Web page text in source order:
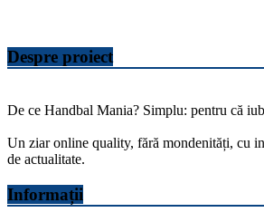
Despre proiect
De ce Handbal Mania? Simplu: pentru că
Un ziar online quality, fără mondenități, cu
de actualitate.
Informații